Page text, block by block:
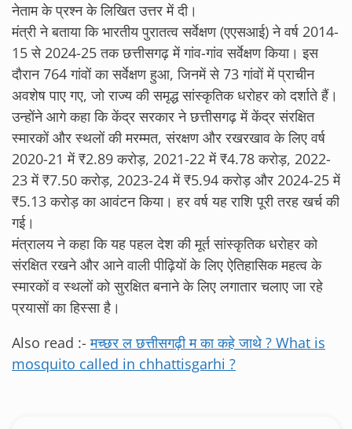
नेताम के प्रश्न के लिखित उत्तर में दी।
मंत्री ने बताया कि भारतीय पुरातत्व सर्वेक्षण (एएसआई) ने वर्ष 2014-
15 से 2024-25 तक छत्तीसगढ़ में गांव-गांव सर्वेक्षण किया। इस
दौरान 764 गांवों का सर्वेक्षण हुआ, जिनमें से 73 गांवों में प्राचीन
अवशेष पाए गए, जो राज्य की समृद्ध सांस्कृतिक धरोहर को दर्शाते हैं।
उन्होंने आगे कहा कि केंद्र सरकार ने छत्तीसगढ़ में केंद्र संरक्षित
स्मारकों और स्थलों की मरम्मत, संरक्षण और रखरखाव के लिए वर्ष
2020-21 में ₹2.89 करोड़, 2021-22 में ₹4.78 करोड़, 2022-
23 में ₹7.50 करोड़, 2023-24 में ₹5.94 करोड़ और 2024-25 में
₹5.13 करोड़ का आवंटन किया। हर वर्ष यह राशि पूरी तरह खर्च की
गई।
मंत्रालय ने कहा कि यह पहल देश की मूर्त सांस्कृतिक धरोहर को
संरक्षित रखने और आने वाली पीढ़ियों के लिए ऐतिहासिक महत्व के
स्मारकों व स्थलों को सुरक्षित बनाने के लिए लगातार चलाए जा रहे
प्रयासों का हिस्सा है।
Also read :-मच्छर ल छत्तीसगढ़ी म का कहे जाथे ? What is
mosquito called in chhattisgarhi ?